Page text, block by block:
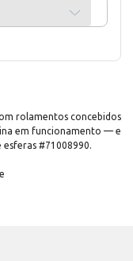
rolamentos concebidos
em funcionamento — e
#71008990.